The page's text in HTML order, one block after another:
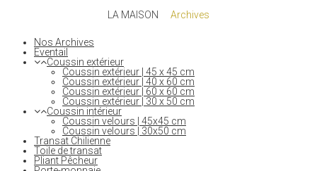
LA MAISON Archives
Nos Archives
Eventail
Coussin extérieur
Coussin extérieur | 45 x 45 cm
Coussin extérieur | 40 x 60 cm
Coussin extérieur | 60 x 60 cm
Coussin extérieur | 30 x 50 cm
Coussin intérieur
Coussin velours | 45x45 cm
Coussin velours | 30x50 cm
Transat Chilienne
Toile de transat
Pliant Pêcheur